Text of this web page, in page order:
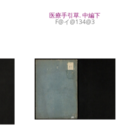
医療手引草. 中編下
F@イ@134@3